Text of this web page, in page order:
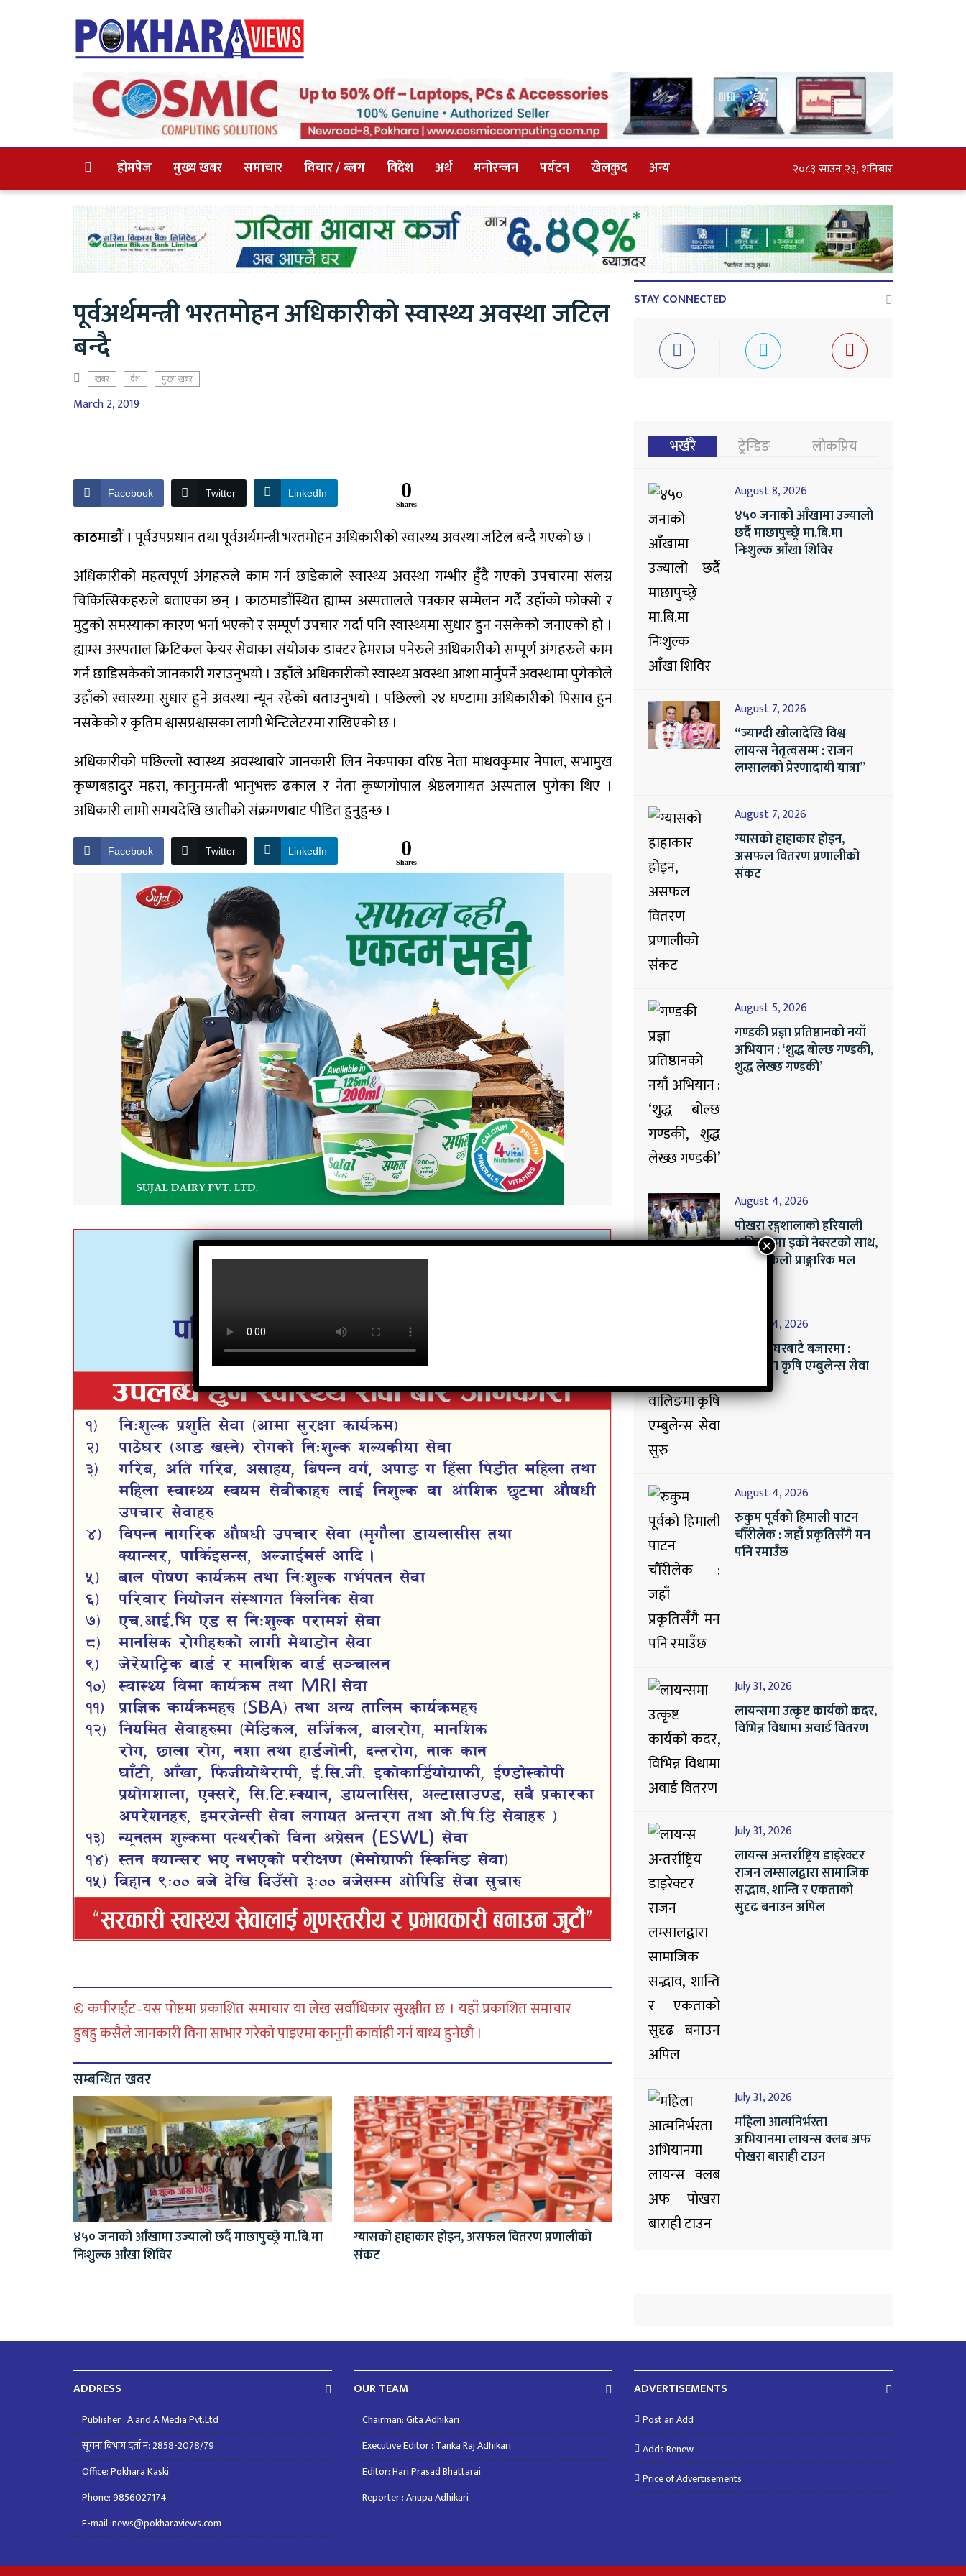
होमपेज मुख्य खबर समाचार विचार / ब्लग विदेश अर्थ मनोरन्जन पर्यटन खेलकुद अन्य २०८३ साउन २३, शनिबार
पूर्वअर्थमन्त्री भरतमोहन अधिकारीको स्वास्थ्य अवस्था जटिल
बन्दै
खबर देश मुख्य खबर
March 2, 2019
Facebook Twitter LinkedIn 0
Shares
काठमाडाैं । पूर्वउपप्रधान तथा पूर्वअर्थमन्त्री भरतमोहन अधिकारीको स्वास्थ्य अवस्था जटिल बन्दै गएकाे छ ।
अधिकारीकाे महत्वपूर्ण अंगहरुले काम गर्न छाडेकाले स्वास्थ्य अवस्था गम्भीर हुँदै गएकाे उपचारमा संलग्न
चिकित्सिकहरुले बताएका छन् । काठमाडौंस्थित ह्याम्स अस्पतालले पत्रकार सम्मेलन गर्दै उहाँकाे फोक्सो र
मुटुको समस्याका कारण भर्ना भएको र सम्पूर्ण उपचार गर्दा पनि स्वास्थ्यमा सुधार हुन नसकेको जनाएको हो ।
ह्याम्स अस्पताल क्रिटिकल केयर सेवाका संयोजक डाक्टर हेमराज पनेरुले अधिकारीको सम्पूर्ण अंगहरुले काम
गर्न छाडिसकेकाे जानकारी गराउनुभयो । उहाँले अधिकारीको स्वास्थ्य अवस्था आशा मार्नुपर्ने अवस्थामा पुगेकोले
उहाँकाे स्वास्थ्मा सुधार हुने अवस्था न्यून रहेकाे बताउनुभयो । पछिल्लो २४ घण्टामा अधिकारीको पिसाव हुन
नसकेको र कृतिम श्वासप्रश्वासका लागी भेन्टिलेटरमा राखिएको छ ।
अधिकारीको पछिल्लो स्वास्थ्य अवस्थाबारे जानकारी लिन नेकपाका वरिष्ठ नेता माधवकुमार नेपाल, सभामुख
कृष्णबहादुर महरा, कानुनमन्त्री भानुभक्त ढकाल र नेता कृष्णगोपाल श्रेष्ठलगायत अस्पताल पुगेका थिए ।
अधिकारी लामो समयदेखि छातीको संक्रमणबाट पीडित हुनुहुन्छ ।
Facebook Twitter LinkedIn 0
Shares
© कपीराईट–यस पोष्टमा प्रकाशित समाचार या लेख सर्वाधिकार सुरक्षीत छ । यहाँ प्रकाशित समाचार
हुबहु कसैले जानकारी विना साभार गरेको पाइएमा कानुनी कार्वाही गर्न बाध्य हुनेछौ ।
सम्बन्धित खवर
४५० जनाको आँखामा उज्यालो छर्दै माछापुच्छ्रे मा.बि.मा
निःशुल्क आँखा शिविर
ग्यासको हाहाकार होइन, असफल वितरण प्रणालीको
संकट
STAY CONNECTED
भर्खरै ट्रेन्डिङ लोकप्रिय
August 8, 2026
४५० जनाको आँखामा उज्यालो
छर्दै माछापुच्छ्रे मा.बि.मा
निःशुल्क आँखा शिविर
August 7, 2026
“ज्याग्दी खोलादेखि विश्व
लायन्स नेतृत्वसम्म : राजन
लम्सालको प्रेरणादायी यात्रा”
August 7, 2026
ग्यासको हाहाकार होइन,
असफल वितरण प्रणालीको
संकट
August 5, 2026
गण्डकी प्रज्ञा प्रतिष्ठानको नयाँ
अभियान : ‘शुद्ध बोल्छ गण्डकी,
शुद्ध लेख्छ गण्डकी’
August 4, 2026
पोखरा रङ्गशालाको हरियाली
अभियानमा इको नेक्स्टको साथ,
४ सय किलो प्राङ्गारिक मल
August 4, 2026
तरकारी घरबाटै बजारमा :
वालिङमा कृषि एम्बुलेन्स सेवा
सुरु
August 4, 2026
रुकुम पूर्वको हिमाली पाटन
चौँरीलेक : जहाँ प्रकृतिसँगै मन
पनि रमाउँछ
July 31, 2026
लायन्समा उत्कृष्ट कार्यको कदर,
विभिन्न विधामा अवार्ड वितरण
July 31, 2026
लायन्स अन्तर्राष्ट्रिय डाइरेक्टर
राजन लम्सालद्वारा सामाजिक
सद्भाव, शान्ति र एकताको
सुदृढ बनाउन अपिल
July 31, 2026
महिला आत्मनिर्भरता
अभियानमा लायन्स क्लब अफ
पोखरा बाराही टाउन
ADDRESS
Publisher : A and A Media Pvt.Ltd
सूचना बिभाग दर्ता नं: 2858-2078/79
Office: Pokhara Kaski
Phone: 9856027174
E-mail :news@pokharaviews.com
OUR TEAM
Chairman: Gita Adhikari
Executive Editor : Tanka Raj Adhikari
Editor: Hari Prasad Bhattarai
Reporter : Anupa Adhikari
ADVERTISEMENTS
Post an Add
Adds Renew
Price of Advertisements